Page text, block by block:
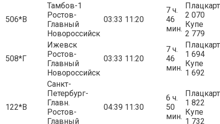
506*В
Тамбов-1
Ростов-
Главный
Новороссийск
03:33 11:20
7 ч.
46
мин.
Плацкарт
2 070
Купе
2 779
508*Г
Ижевск
Ростов-
Главный
Новороссийск
03:33 11:20
7 ч.
46
мин.
Плацкарт
1 694
Купе
1 692
122*В
Санкт-
Петербург-
Главн.
Ростов-
Главный
04:39 11:30
6 ч.
50
мин.
Плацкарт
1 822
Купе
1 732